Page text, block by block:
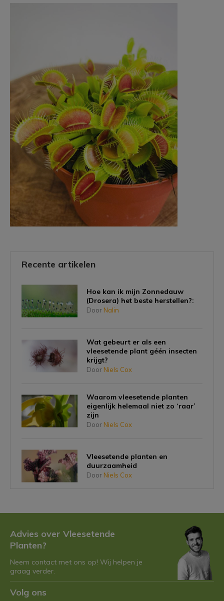
Recente artikelen
Hoe kan ik mijn Zonnedauw
(Drosera) het beste herstellen?:
Door Nalin
Wat gebeurt er als een
vleesetende plant géén insecten
krijgt?
Door Niels Cox
Waarom vleesetende planten
eigenlijk helemaal niet zo ‘raar’
zijn
Door Niels Cox
Vleesetende planten en
duurzaamheid
Door Niels Cox
Planten die vlees eten én schattig
Door Niels Cox
Niet alle vleesetende planten zijn
hetzelfde: de 7 coolste soorten
op een rij
Advies over Vleesetende
Planten?
Neem contact met ons op! Wij helpen je
graag verder.
Volg ons